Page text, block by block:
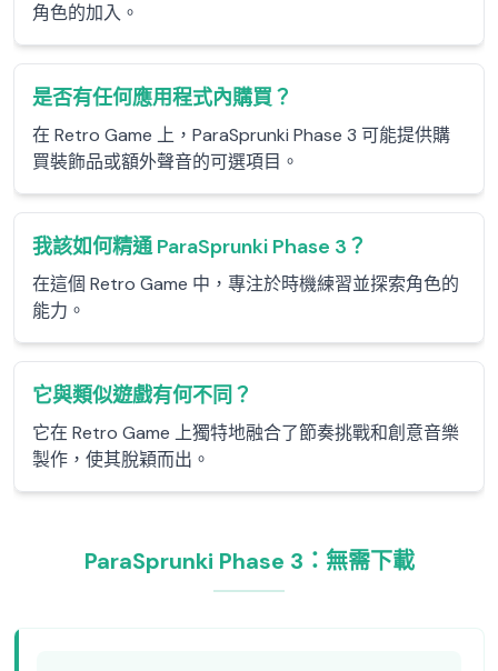
角色的加入。
是否有任何應用程式內購買？
在 Retro Game 上，ParaSprunki Phase 3 可能提供購
買裝飾品或額外聲音的可選項目。
我該如何精通 ParaSprunki Phase 3？
在這個 Retro Game 中，專注於時機練習並探索角色的
能力。
它與類似遊戲有何不同？
它在 Retro Game 上獨特地融合了節奏挑戰和創意音樂
製作，使其脫穎而出。
ParaSprunki Phase 3：無需下載